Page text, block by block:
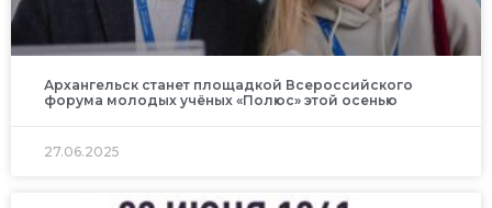
Архангельск станет площадкой Всероссийского
форума молодых учёных «Полюс» этой осенью
27.06.2025